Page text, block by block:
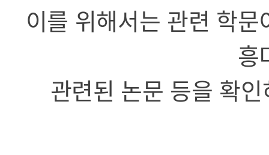
이를 위해서는 관련 학
흥
관련된 논문 등을 확